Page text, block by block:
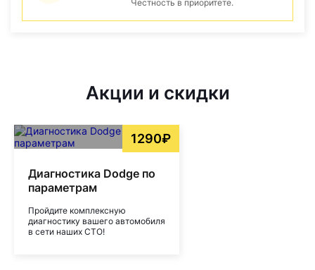
Честность в приоритете.
Акции и скидки
1290₽
Диагностика Dodge по
параметрам
Пройдите комплексную
диагностику вашего автомобиля
в сети наших СТО!